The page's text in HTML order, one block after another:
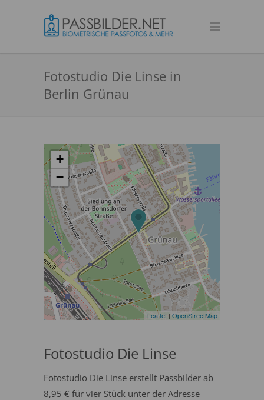
Fotostudio Die Linse in
Berlin Grünau
+
−
Leaflet | OpenStreetMap
Fotostudio Die Linse
Fotostudio Die Linse erstellt Passbilder ab
8,95 € für vier Stück unter der Adresse